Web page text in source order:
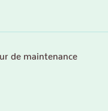
de maintenance